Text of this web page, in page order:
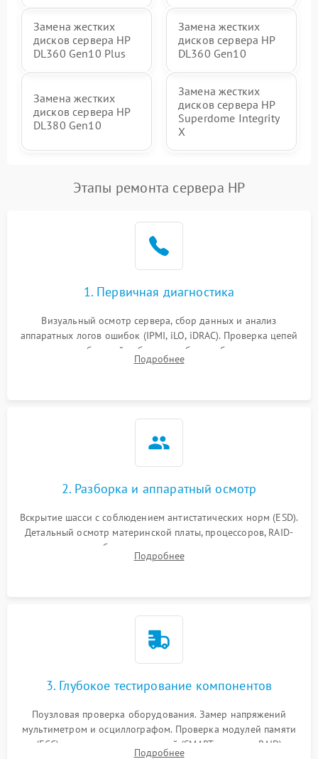
Замена жестких
дисков сервера HP
DL360 Gen10 Plus
Замена жестких
дисков сервера HP
DL360 Gen10
Замена жестких
дисков сервера HP
DL380 Gen10
Замена жестких
дисков сервера HP
Superdome Integrity
Х
Этапы ремонта сервера HP
1. Первичная диагностика
Визуальный осмотр сервера, сбор данных и анализ
аппаратных логов ошибок (IPMI, iLO, iDRAC). Проверка цепей
питания и базовой работоспособности без вскрытия
корпуса для быстрой локализации сбоя.
Подробнее
2. Разборка и аппаратный осмотр
Вскрытие шасси с соблюдением антистатических норм (ESD).
Детальный осмотр материнской платы, процессоров, RAID-
контроллеров и блоков питания на наличие термических
повреждений, прогаров или окислений.
Подробнее
3. Глубокое тестирование компонентов
Поузловая проверка оборудования. Замер напряжений
мультиметром и осциллографом. Проверка модулей памяти
(ECC) и состояния накопителей (SMART, массивы RAID)
Подробнее